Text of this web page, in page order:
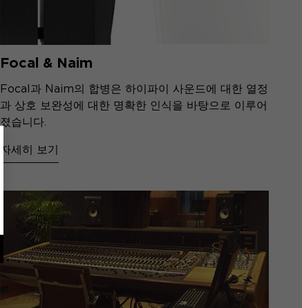
Focal & Naim
Focal과 Naim의 합병은 하이파이 사운드에 대한 열정
과 상호 보완성에 대한 명확한 인식을 바탕으로 이루어
졌습니다.
자세히 보기